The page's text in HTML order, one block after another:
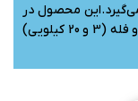
محصول در
بسته بندی مخصوص خانوار (270 و 600 گرمی) و فله (3 و 20 کیلویی)